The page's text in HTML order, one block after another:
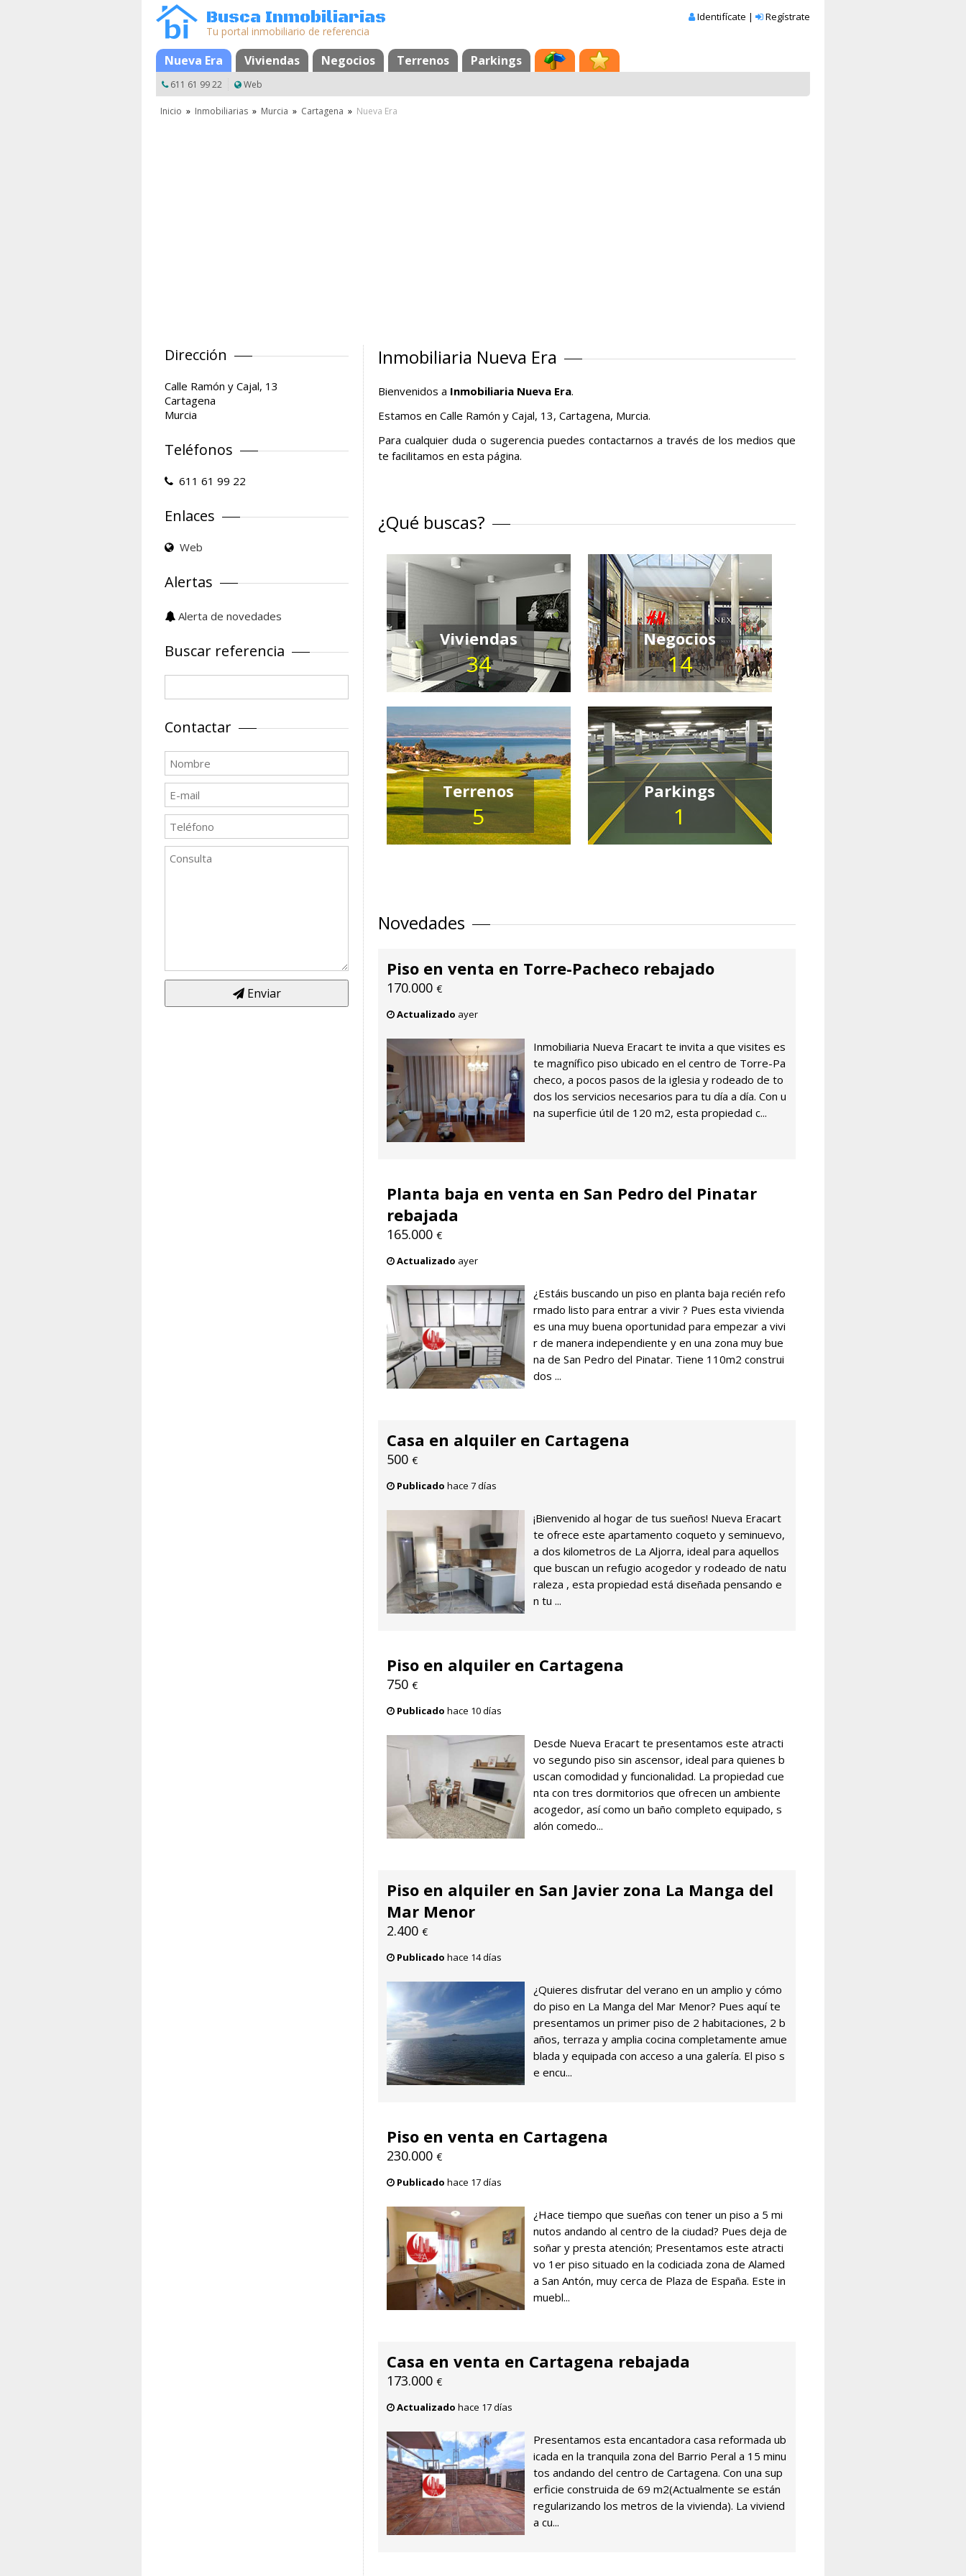
Busca Inmobiliarias
Tu portal inmobiliario de referencia
Identifícate | Regístrate
Nueva Era Viviendas Negocios Terrenos Parkings
MapaFavoritos
611 61 99 22 Web
Inicio » Inmobiliarias » Murcia » Cartagena » Nueva Era
Dirección
Calle Ramón y Cajal, 13
Cartagena
Murcia
Teléfonos
611 61 99 22
Enlaces
Web
Alertas
Alerta de novedades
Buscar referencia
Contactar
Enviar
Inmobiliaria Nueva Era
Bienvenidos a Inmobiliaria Nueva Era.
Estamos en Calle Ramón y Cajal, 13, Cartagena, Murcia.
Para cualquier duda o sugerencia puedes contactarnos a través de los medios que
te facilitamos en esta página.
¿Qué buscas?
Viviendas
34
Negocios
14
Terrenos
5
Parkings
1
Novedades
Piso en venta en Torre-Pacheco rebajado
170.000 €
Actualizado ayer
Inmobiliaria Nueva Eracart te invita a que visites es
te magnífico piso ubicado en el centro de Torre-Pa
checo, a pocos pasos de la iglesia y rodeado de to
dos los servicios necesarios para tu día a día. Con u
na superficie útil de 120 m2, esta propiedad c...
Planta baja en venta en San Pedro del Pinatar
rebajada
165.000 €
Actualizado ayer
¿Estáis buscando un piso en planta baja recién refo
rmado listo para entrar a vivir ? Pues esta vivienda
es una muy buena oportunidad para empezar a vivi
r de manera independiente y en una zona muy bue
na de San Pedro del Pinatar. Tiene 110m2 construi
dos ...
Casa en alquiler en Cartagena
500 €
Publicado hace 7 días
¡Bienvenido al hogar de tus sueños! Nueva Eracart
te ofrece este apartamento coqueto y seminuevo,
a dos kilometros de La Aljorra, ideal para aquellos
que buscan un refugio acogedor y rodeado de natu
raleza , esta propiedad está diseñada pensando e
n tu ...
Piso en alquiler en Cartagena
750 €
Publicado hace 10 días
Desde Nueva Eracart te presentamos este atracti
vo segundo piso sin ascensor, ideal para quienes b
uscan comodidad y funcionalidad. La propiedad cue
nta con tres dormitorios que ofrecen un ambiente
acogedor, así como un baño completo equipado, s
alón comedo...
Piso en alquiler en San Javier zona La Manga del
Mar Menor
2.400 €
Publicado hace 14 días
¿Quieres disfrutar del verano en un amplio y cómo
do piso en La Manga del Mar Menor? Pues aquí te
presentamos un primer piso de 2 habitaciones, 2 b
años, terraza y amplia cocina completamente amue
blada y equipada con acceso a una galería. El piso s
e encu...
Piso en venta en Cartagena
230.000 €
Publicado hace 17 días
¿Hace tiempo que sueñas con tener un piso a 5 mi
nutos andando al centro de la ciudad? Pues deja de
soñar y presta atención; Presentamos este atracti
vo 1er piso situado en la codiciada zona de Alamed
a San Antón, muy cerca de Plaza de España. Este in
muebl...
Casa en venta en Cartagena rebajada
173.000 €
Actualizado hace 17 días
Presentamos esta encantadora casa reformada ub
icada en la tranquila zona del Barrio Peral a 15 minu
tos andando del centro de Cartagena. Con una sup
erficie construida de 69 m2(Actualmente se están
regularizando los metros de la vivienda). La viviend
a cu...